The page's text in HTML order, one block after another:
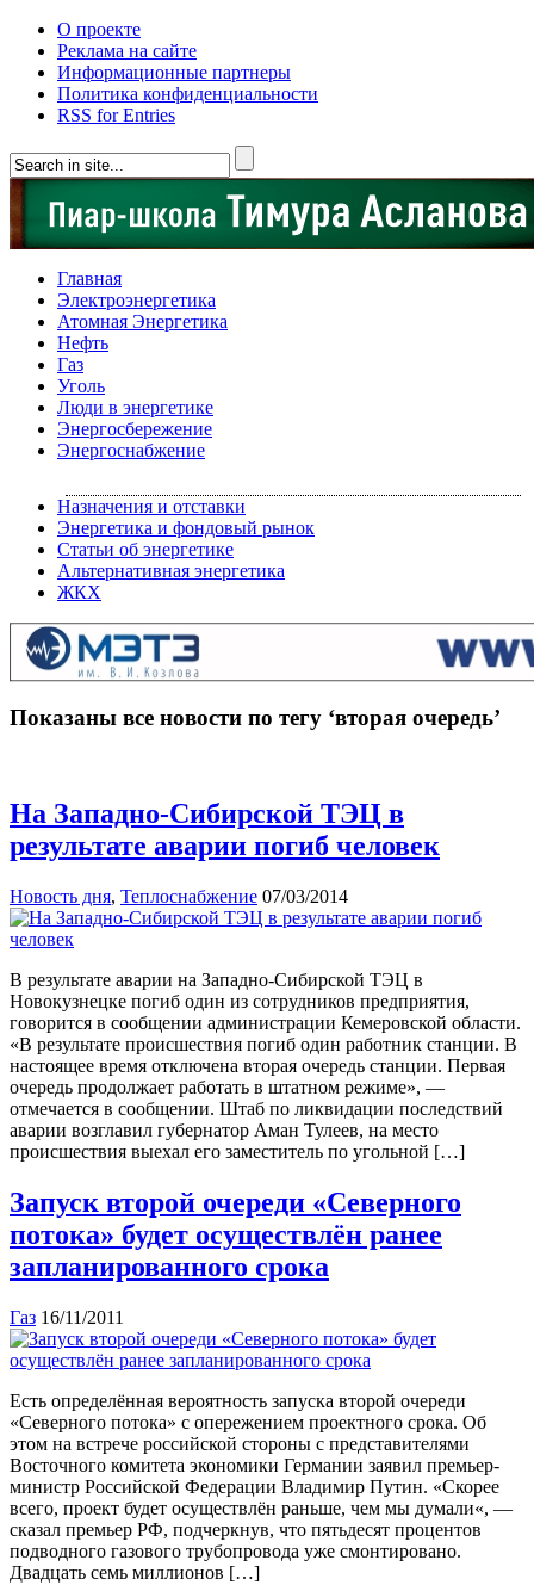
О проекте
Реклама на сайте
Информационные партнеры
Политика конфиденциальности
RSS for Entries
Главная
Электроэнергетика
Атомная Энергетика
Нефть
Газ
Уголь
Люди в энергетике
Энергосбережение
Энергоснабжение
Назначения и отставки
Энергетика и фондовый рынок
Статьи об энергетике
Альтернативная энергетика
ЖКХ
Показаны все новости по тегу ‘вторая очередь’
На Западно-Сибирской ТЭЦ в
результате аварии погиб человек
Новость дня, Теплоснабжение 07/03/2014
В результате аварии на Западно-Сибирской ТЭЦ в
Новокузнецке погиб один из сотрудников предприятия,
говорится в сообщении администрации Кемеровской области.
«В результате происшествия погиб один работник станции. В
настоящее время отключена вторая очередь станции. Первая
очередь продолжает работать в штатном режиме», —
отмечается в сообщении. Штаб по ликвидации последствий
аварии возглавил губернатор Аман Тулеев, на место
происшествия выехал его заместитель по угольной […]
Запуск второй очереди «Северного
потока» будет осуществлён ранее
запланированного срока
Газ 16/11/2011
Есть определённая вероятность запуска второй очереди
«Северного потока» с опережением проектного срока. Об
этом на встрече российской стороны с представителями
Восточного комитета экономики Германии заявил премьер-
министр Российской Федерации Владимир Путин. «Скорее
всего, проект будет осуществлён раньше, чем мы думали«, —
сказал премьер РФ, подчеркнув, что пятьдесят процентов
подводного газового трубопровода уже смонтировано.
Двадцать семь миллионов […]